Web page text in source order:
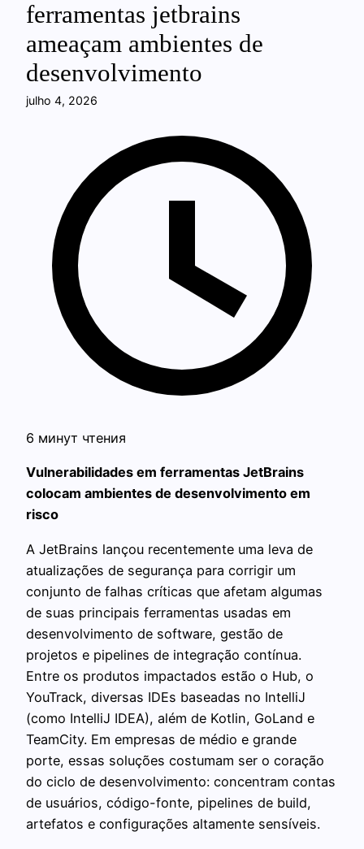
ferramentas jetbrains
ameaçam ambientes de
desenvolvimento
julho 4, 2026
6 минут чтения
Vulnerabilidades em ferramentas JetBrains
colocam ambientes de desenvolvimento em
risco
A JetBrains lançou recentemente uma leva de
atualizações de segurança para corrigir um
conjunto de falhas críticas que afetam algumas
de suas principais ferramentas usadas em
desenvolvimento de software, gestão de
projetos e pipelines de integração contínua.
Entre os produtos impactados estão o Hub, o
YouTrack, diversas IDEs baseadas no IntelliJ
(como IntelliJ IDEA), além de Kotlin, GoLand e
TeamCity. Em empresas de médio e grande
porte, essas soluções costumam ser o coração
do ciclo de desenvolvimento: concentram contas
de usuários, código-fonte, pipelines de build,
artefatos e configurações altamente sensíveis.